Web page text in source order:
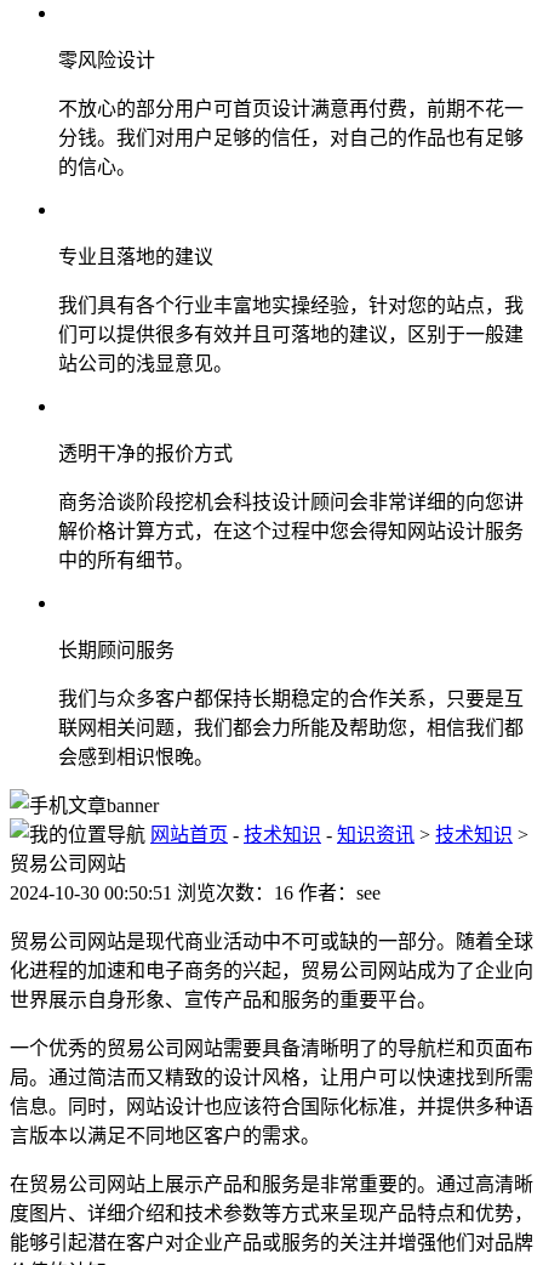
零风险设计
不放心的部分用户可首页设计满意再付费，前期不花一
分钱。我们对用户足够的信任，对自己的作品也有足够
的信心。
专业且落地的建议
我们具有各个行业丰富地实操经验，针对您的站点，我
们可以提供很多有效并且可落地的建议，区别于一般建
站公司的浅显意见。
透明干净的报价方式
商务洽谈阶段挖机会科技设计顾问会非常详细的向您讲
解价格计算方式，在这个过程中您会得知网站设计服务
中的所有细节。
长期顾问服务
我们与众多客户都保持长期稳定的合作关系，只要是互
联网相关问题，我们都会力所能及帮助您，相信我们都
会感到相识恨晚。
网站首页 - 技术知识 - 知识资讯 > 技术知识 >
贸易公司网站
2024-10-30 00:50:51 浏览次数：16 作者：see
贸易公司网站是现代商业活动中不可或缺的一部分。随着全球
化进程的加速和电子商务的兴起，贸易公司网站成为了企业向
世界展示自身形象、宣传产品和服务的重要平台。
一个优秀的贸易公司网站需要具备清晰明了的导航栏和页面布
局。通过简洁而又精致的设计风格，让用户可以快速找到所需
信息。同时，网站设计也应该符合国际化标准，并提供多种语
言版本以满足不同地区客户的需求。
在贸易公司网站上展示产品和服务是非常重要的。通过高清晰
度图片、详细介绍和技术参数等方式来呈现产品特点和优势，
能够引起潜在客户对企业产品或服务的关注并增强他们对品牌